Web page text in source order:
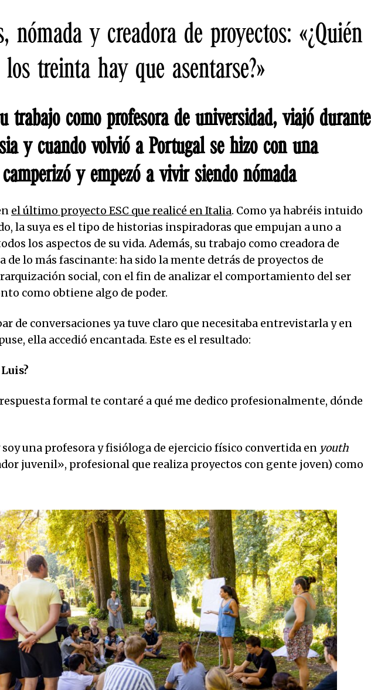
nómada y creadora de proyectos: «¿Quién
treinta hay que asentarse?»
trabajo como profesora de universidad, viajó durante
y cuando volvió a Portugal se hizo con una
y empezó a vivir siendo nómada
el último proyecto ESC que realicé en Italia. Como ya habréis intuido
la suya es el tipo de historias inspiradoras que empujan a uno a
los aspectos de su vida. Además, su trabajo como creadora de
de lo más fascinante: ha sido la mente detrás de proyectos de
social, con el fin de analizar el comportamiento del ser
como obtiene algo de poder.
de conversaciones ya tuve claro que necesitaba entrevistarla y en
ella accedió encantada. Este es el resultado:
formal te contaré a qué me dedico profesionalmente, dónde
soy una profesora y fisióloga de ejercicio físico convertida en youth
juvenil», profesional que realiza proyectos con gente joven) como